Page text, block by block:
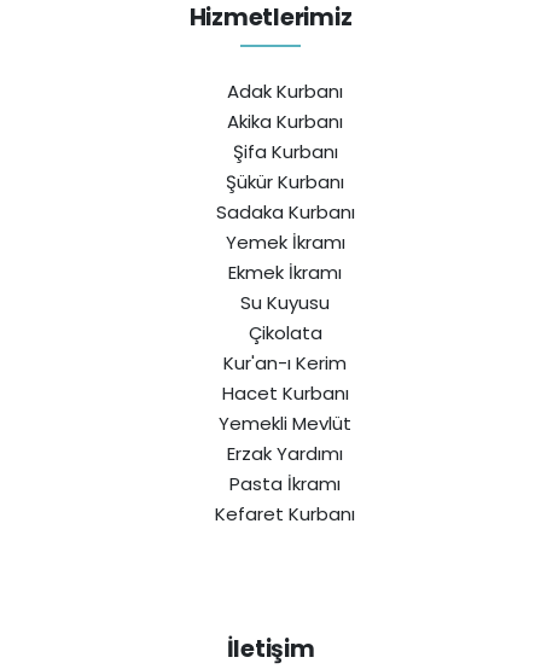
Hizmetlerimiz
Adak Kurbanı
Akika Kurbanı
Şifa Kurbanı
Şükür Kurbanı
Sadaka Kurbanı
Yemek İkramı
Ekmek İkramı
Su Kuyusu
Çikolata
Kur'an-ı Kerim
Hacet Kurbanı
Yemekli Mevlüt
Erzak Yardımı
Pasta İkramı
Kefaret Kurbanı
İletişim